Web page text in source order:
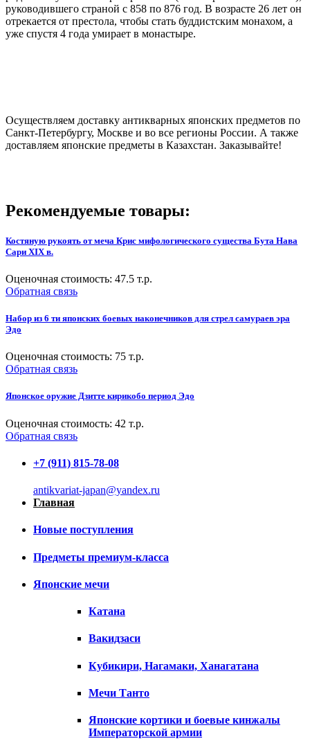
руководившего страной с 858 по 876 год. В возрасте 26 лет он
отрекается от престола, чтобы стать буддистским монахом, а
уже спустя 4 года умирает в монастыре.
Осуществляем доставку антикварных японских предметов по
Санкт-Петербургу, Москве и во все регионы России. А также
доставляем японские предметы в Казахстан. Заказывайте!
Рекомендуемые товары:
Костяную рукоять от меча Крис мифологического существа Бута Нава
Сари XIX в.
Оценочная стоимость: 47.5 т.р.
Обратная связь
Набор из 6 ти японских боевых наконечников для стрел самураев эра
Эдо
Оценочная стоимость: 75 т.р.
Обратная связь
Японское оружие Дзитте кирикобо период Эдо
Оценочная стоимость: 42 т.р.
Обратная связь
+7 (911) 815-78-08
antikvariat-japan@yandex.ru
Главная
Новые поступления
Предметы премиум-класса
Японские мечи
Катана
Вакидзаси
Кубикири, Нагамаки, Ханагатана
Мечи Танто
Японские кортики и боевые кинжалы
Императорской армии